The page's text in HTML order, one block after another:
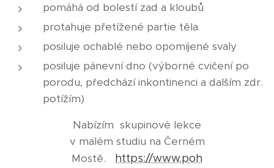
pomáhá od bolestí zad a kloubů
protahuje přetížené partie těla
posiluje ochablé nebo opomíjené svaly
posiluje pánevní dno (výborné cvičení po
porodu, předchází inkontinenci a dalším zdr.
potížím)
Nabízím skupinové lekce
v malém studiu na Černém
Mostě. https://www.poh